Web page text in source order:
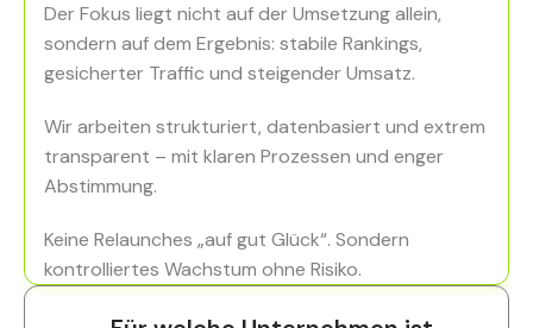
Der Fokus liegt nicht auf der Umsetzung allein,
sondern auf dem Ergebnis: stabile Rankings,
gesicherter Traffic und steigender Umsatz.
Wir arbeiten strukturiert, datenbasiert und extrem
transparent – mit klaren Prozessen und enger
Abstimmung.
Keine Relaunches „auf gut Glück“. Sondern
kontrolliertes Wachstum ohne Risiko.